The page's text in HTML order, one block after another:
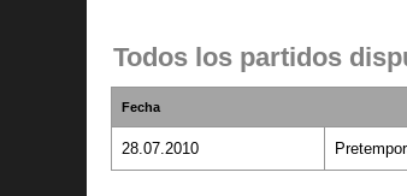
Todos los partidos
Fecha
28.07.2010